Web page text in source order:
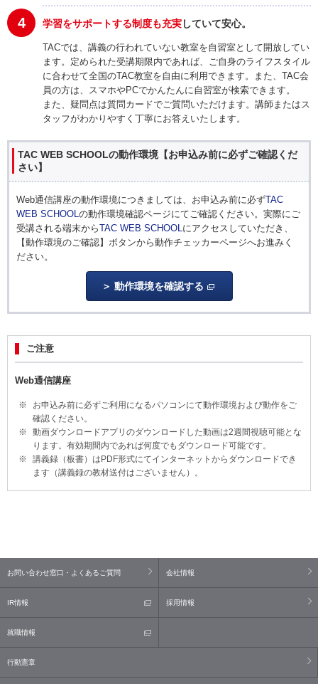
4 学習をサポートする制度も充実していて安心。
TACでは、講義の行われていない教室を自習室として開放してい
ます。定められた受講期限内であれば、ご自身のライフスタイル
に合わせて全国のTAC教室を自由に利用できます。また、TAC会
員の方は、スマホやPCでかんたんに自習室が検索できます。
また、疑問点は質問カードでご質問いただけます。講師またはス
タッフがわかりやすく丁寧にお答えいたします。
TAC WEB SCHOOLの動作環境【お申込み前に必ずご確認くだ
さい】
Web通信講座の動作環境につきましては、お申込み前に必ずTAC
WEB SCHOOL の動作環境確認ページにてご確認ください。実際にご
受講される端末からTAC WEB SCHOOL にアクセスしていただき、
【動作環境のご確認】ボタンから動作チェッカーページへお進みく
ださい。
動作環境を確認する
ご注意
Web通信講座
お申込み前に必ずご利用になるパソコンにて動作環境および動作をご
確認ください。
動画ダウンロードアプリのダウンロードした動画は2週間視聴可能とな
ります。有効期間内であれば何度でもダウンロード可能です。
講義録（板書）はPDF形式にてインターネットからダウンロードでき
ます（講義録の教材送付はございません）。
お問い合わせ窓口・よくあるご質問 会社情報
IR情報 採用情報
就職情報
行動憲章